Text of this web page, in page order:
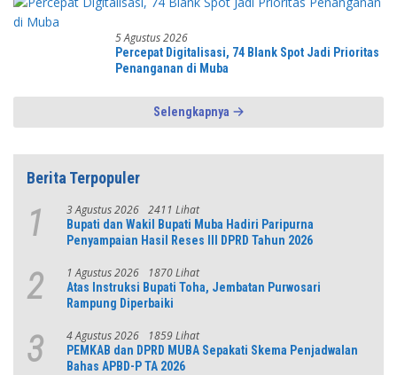
5 Agustus 2026
Percepat Digitalisasi, 74 Blank Spot Jadi Prioritas
Penanganan di Muba
Selengkapnya
Berita Terpopuler
1 3 Agustus 2026 2411 Lihat
Bupati dan Wakil Bupati Muba Hadiri Paripurna
Penyampaian Hasil Reses III DPRD Tahun 2026
2 1 Agustus 2026 1870 Lihat
Atas Instruksi Bupati Toha, Jembatan Purwosari
Rampung Diperbaiki
3 4 Agustus 2026 1859 Lihat
PEMKAB dan DPRD MUBA Sepakati Skema Penjadwalan
Bahas APBD-P TA 2026